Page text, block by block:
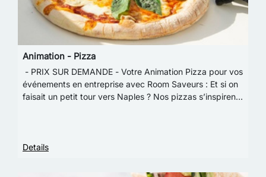
Animation - Pizza
- PRIX SUR DEMANDE - Votre Animation Pizza pour vos
événements en entreprise avec Room Saveurs : Et si on
faisait un petit tour vers Naples ? Nos pizzas s’inspirent
Details